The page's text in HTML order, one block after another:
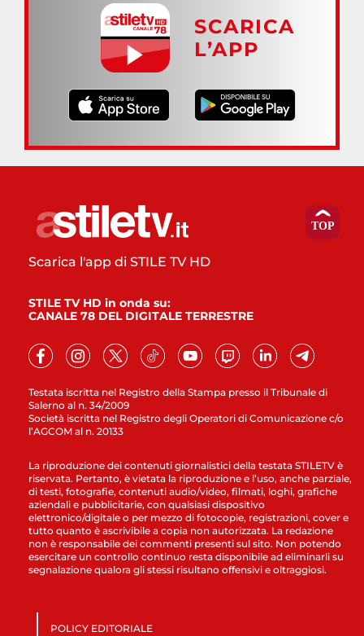
SCARICA
L’APP
Testata iscritta nel Registro della Stampa presso il Tribunale di
Salerno al n. 34/2009
Società iscritta nel Registro degli Operatori di Comunicazione c/o
l’AGCOM al n. 20133
Scarica l'app di STILE TV HD
STILE TV HD in onda su:
CANALE 78 DEL DIGITALE TERRESTRE
La riproduzione dei contenuti giornalistici della testata STILETV è
riservata. Pertanto, è vietata la riproduzione e l’uso, anche parziale,
di testi, fotografie, contenuti audio/video, filmati, loghi, grafiche
aziendali e pubblicitarie, con qualsiasi dispositivo
elettronico/digitale o per mezzo di fotocopie, registrazioni, cover e
tutto quanto è ascrivibile a copia non autorizzata. La redazione
non è responsabile dei commenti presenti sul sito. Non potendo
esercitare un controllo continuo resta disponibile ad eliminarli su
segnalazione qualora gli stessi risultano offensivi e oltraggiosi.
POLICY EDITORIALE